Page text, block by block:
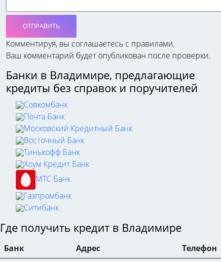
ОТПРАВИТЬ
Комментируя, вы соглашаетесь c правилами.
Ваш комментарий будет опубликован после проверки.
Банки в Владимире, предлагающие
кредиты без справок и поручителей
Совкомбанк
Почта Банк
Московский Кредитный Банк
Восточный Банк
Тинькофф Банк
Хоум Кредит Банк
МТС Банк
Газпромбанк
Ситибанк
Где получить кредит в Владимире
Банк Адрес
Телефон